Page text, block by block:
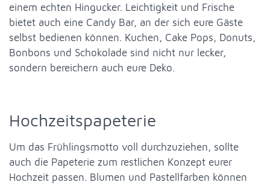
einem echten Hingucker. Leichtigkeit und Frische
bietet auch eine Candy Bar, an der sich eure Gäste
selbst bedienen können. Kuchen, Cake Pops, Donuts,
Bonbons und Schokolade sind nicht nur lecker,
sondern bereichern auch eure Deko.
Hochzeitspapeterie
Um das Frühlingsmotto voll durchzuziehen, sollte
auch die Papeterie zum restlichen Konzept eurer
Hochzeit passen. Blumen und Pastellfarben können